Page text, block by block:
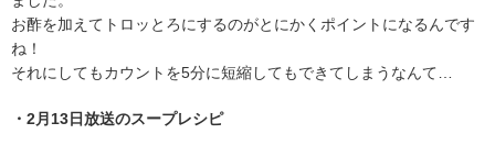
お酢を加えてトロッとろにするのがとにかくポイントになるんです
ね！
それにしてもカウントを5分に短縮してもできてしまうなんて…
・2月13日放送のスープレシピ